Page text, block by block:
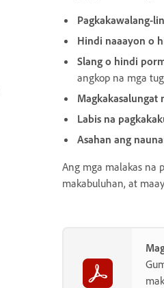
Pagkakawalang-
Hindi naaayon o
Slang o hindi
angkop na mga
Magkakasalungat
Labis na
Asahan ang
Ang mga malakas na
makabuluhan, at